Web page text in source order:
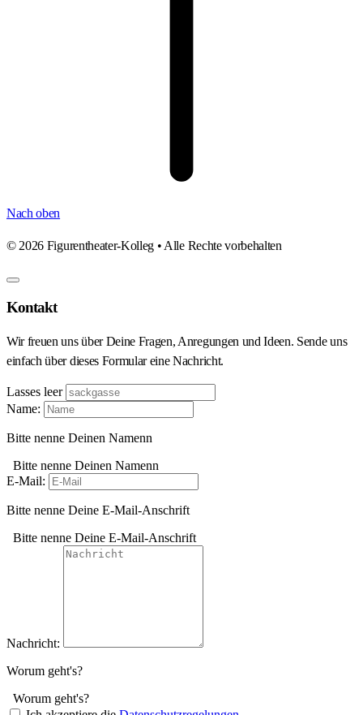
Nach oben
© 2026 Figurentheater-Kolleg • Alle Rechte vorbehalten
Kontakt
Wir freuen uns über Deine Fragen, Anregungen und Ideen. Sende uns
einfach über dieses Formular eine Nachricht.
Lasses leer
Name:
Bitte nenne Deinen Namenn
Bitte nenne Deinen Namenn
E-Mail:
Bitte nenne Deine E-Mail-Anschrift
Bitte nenne Deine E-Mail-Anschrift
Nachricht:
Worum geht's?
Worum geht's?